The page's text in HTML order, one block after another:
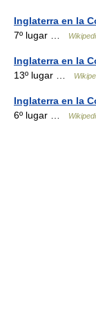
Inglaterra en la
7º lugar …
Inglaterra en la
13º lugar …
Inglaterra en la
6º lugar …